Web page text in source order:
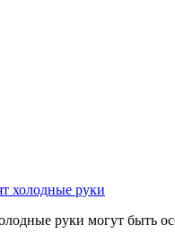
холодные руки
руки могут быть